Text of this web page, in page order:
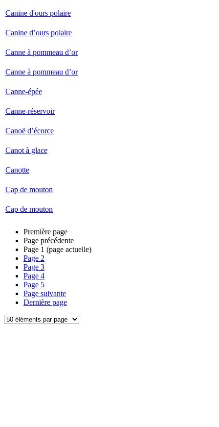
Canine d'ours polaire
Canine d’ours polaire
Canne à pommeau d’or
Canne à pommeau d’or
Canne-épée
Canne-réservoir
Canoë d’écorce
Canot à glace
Canotte
Cap de mouton
Cap de mouton
Première page
Page précédente
Page 1 (page actuelle)
Page 2
Page 3
Page 4
Page 5
Page suivante
Dernière page